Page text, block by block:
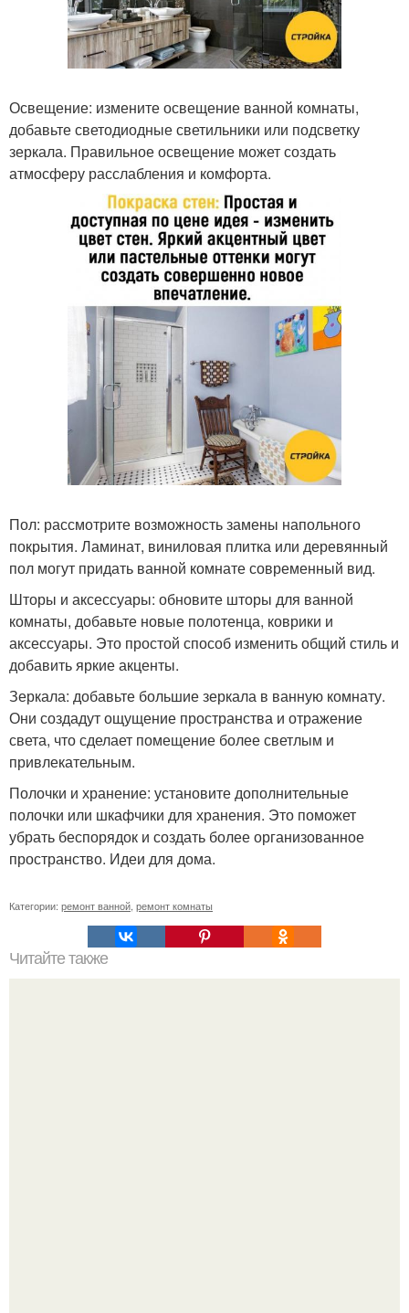
Освещение: измените освещение ванной комнаты,
добавьте светодиодные светильники или подсветку
зеркала. Правильное освещение может создать
атмосферу расслабления и комфорта.
Пол: рассмотрите возможность замены напольного
покрытия. Ламинат, виниловая плитка или деревянный
пол могут придать ванной комнате современный вид.
Шторы и аксессуары: обновите шторы для ванной
комнаты, добавьте новые полотенца, коврики и
аксессуары. Это простой способ изменить общий стиль и
добавить яркие акценты.
Зеркала: добавьте большие зеркала в ванную комнату.
Они создадут ощущение пространства и отражение
света, что сделает помещение более светлым и
привлекательным.
Полочки и хранение: установите дополнительные
полочки или шкафчики для хранения. Это поможет
убрать беспорядок и создать более организованное
пространство. Идеи для дома.
Категории: ремонт ванной ремонт комнаты
Читайте также